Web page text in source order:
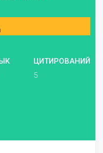
ЦИТИРОВАНИЙ
5